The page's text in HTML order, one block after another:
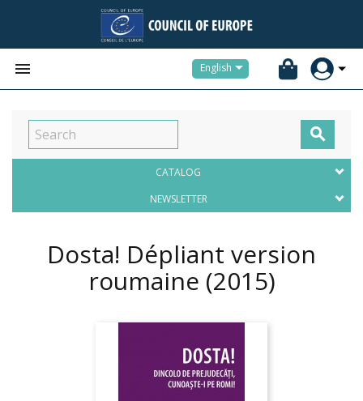
 English

CATALOG
NEWSLETTER
Dosta! Dépliant version
roumaine (2015)